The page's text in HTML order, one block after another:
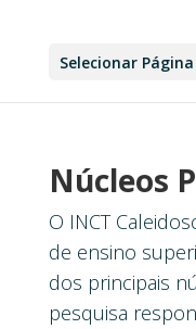
Selecionar Página
Núcleos
O INCT
de ensino
dos principais
pesquisa